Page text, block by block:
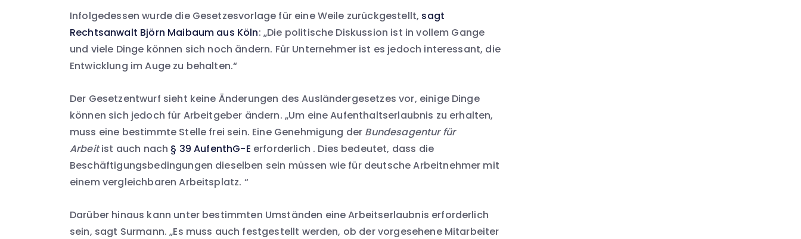
Infolgedessen wurde die Gesetzesvorlage für eine Weile zurückgestellt, sagt
Rechtsanwalt Björn Maibaum aus Köln: „Die politische Diskussion ist in vollem Gange
und viele Dinge können sich noch ändern. Für Unternehmer ist es jedoch interessant, die
Entwicklung im Auge zu behalten.“
Der Gesetzentwurf sieht keine Änderungen des Ausländergesetzes vor, einige Dinge
können sich jedoch für Arbeitgeber ändern. „Um eine Aufenthaltserlaubnis zu erhalten,
muss eine bestimmte Stelle frei sein. Eine Genehmigung der Bundesagentur für
Arbeitist auch nach § 39 AufenthG-E erforderlich . Dies bedeutet, dass die
Beschäftigungsbedingungen dieselben sein müssen wie für deutsche Arbeitnehmer mit
einem vergleichbaren Arbeitsplatz. “
Darüber hinaus kann unter bestimmten Umständen eine Arbeitserlaubnis erforderlich
sein, sagt Surmann. „Es muss auch festgestellt werden, ob der vorgesehene Mitarbeiter